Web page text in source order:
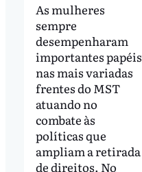
As mulheres
sempre
desempenharam
importantes papéis
nas mais variadas
frentes do MST
atuando no
combate às
políticas que
ampliam a retirada
de direitos. No